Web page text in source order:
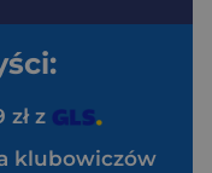
z
klubowiczów